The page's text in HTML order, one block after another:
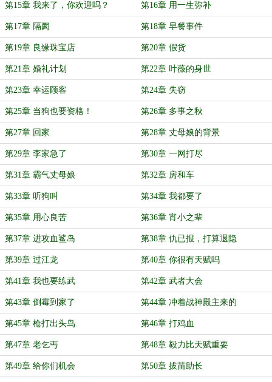
第15章 我来了，你欢迎吗？ 第16章 用一生弥补
第17章 隔阂 第18章 早餐事件
第19章 良缘珠宝店 第20章 假货
第21章 婚礼计划 第22章 叶薇的身世
第23章 幸运顾客 第24章 失窃
第25章 当狗也要资格！ 第26章 多事之秋
第27章 回家 第28章 丈母娘的背景
第29章 李家急了 第30章 一网打尽
第31章 霸气丈母娘 第32章 房和车
第33章 听狗叫 第34章 我都要了
第35章 用心良苦 第36章 宵小之辈
第37章 进攻血鲨岛 第38章 仇已报，打算退隐
第39章 过江龙 第40章 你很有天赋吗
第41章 我也要练武 第42章 武者大会
第43章 倒霉到家了 第44章 冲着战神殿主来的
第45章 枪打出头鸟 第46章 打鸡血
第47章 老乞丐 第48章 毅力比天赋重要
第49章 给你们机会 第50章 拔苗助长